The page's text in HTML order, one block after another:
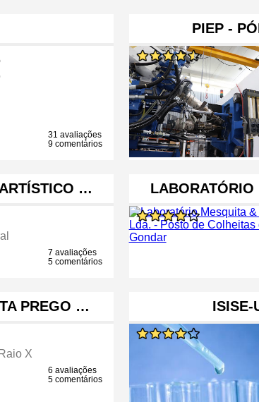
31 avaliações
9 comentários
PIEP -
…
7 avaliações
5 comentários
PREGO …
X
6 avaliações
5 comentários
ISISE-